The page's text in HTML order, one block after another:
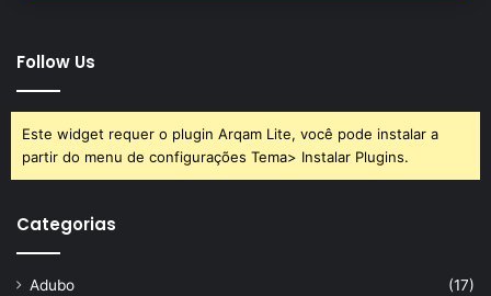
Follow Us
Este widget requer o plugin Arqam Lite, você pode instalar a
partir do menu de configurações Tema> Instalar Plugins.
Categorias
Adubo
(17)